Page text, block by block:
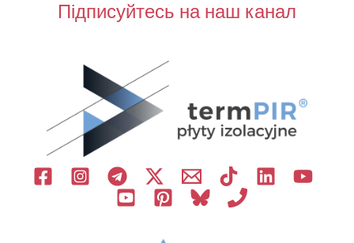
Підписуйтесь на наш канал